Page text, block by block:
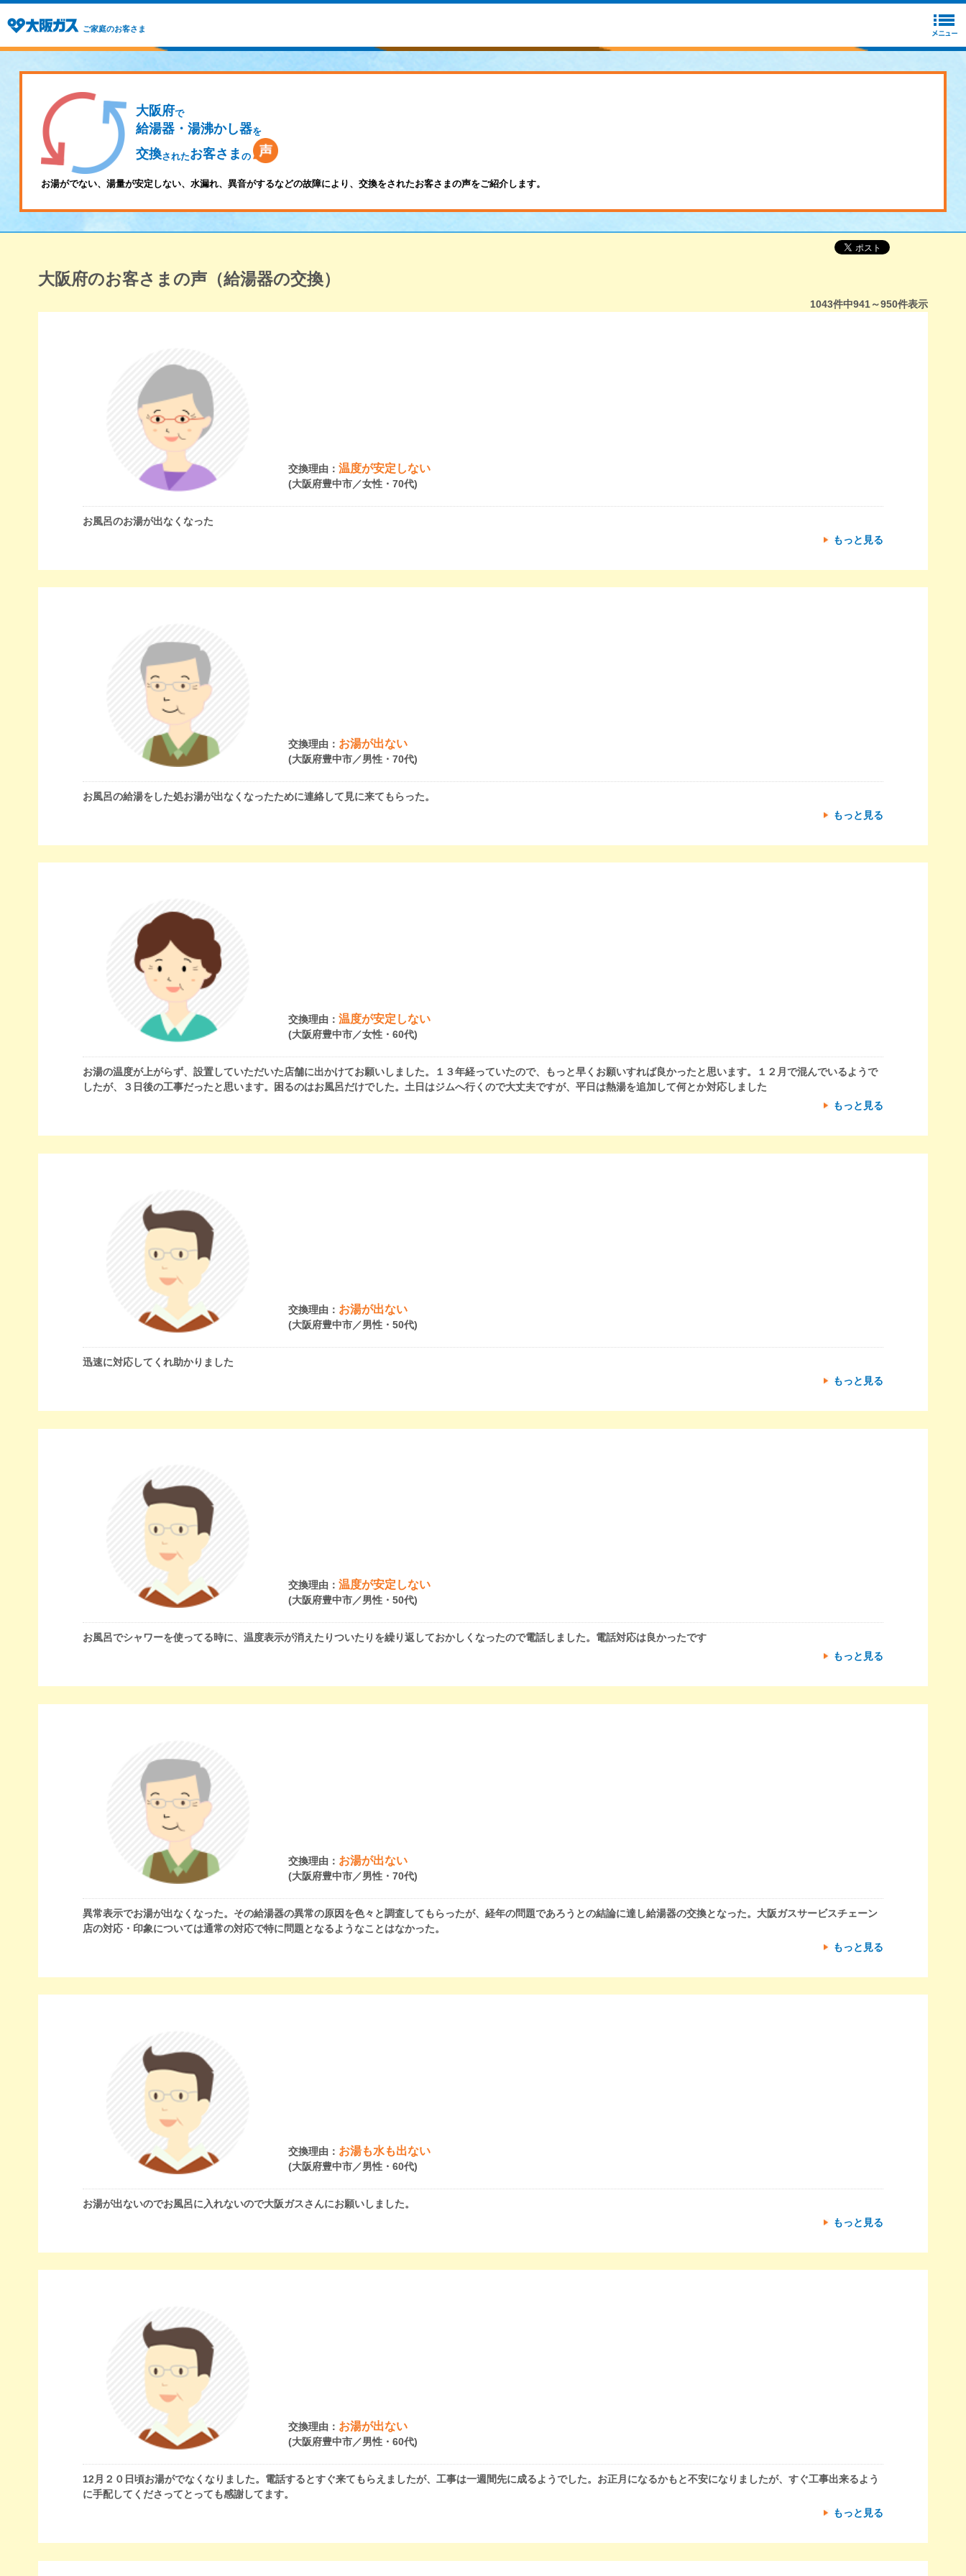
ご家庭のお客さま
大阪府で
給湯器・湯沸かし器を
交換されたお客さま の
お湯がでない、湯量が安定しない、水漏れ、異音がするなどの故障により、交換をされたお客さまの声をご紹介します。
大阪府のお客さまの声（給湯器の交換）
1043件中941～950件表示
交換理由：温度が安定しない
(大阪府豊中市／女性・70代)
お風呂のお湯が出なくなった
もっと見る
交換理由： お湯が出ない
(大阪府豊中市／男性・70代)
お風呂の給湯をした処お湯が出なくなったために連絡して見に来てもらった。
もっと見る
交換理由：温度が安定しない
(大阪府豊中市／女性・60代)
お湯の温度が上がらず、設置していただいた店舗に出かけてお願いしました。１３年経っていたので、もっと早くお願いすれば良かったと思います。１２月で混んでいるようで
したが、３日後の工事だったと思います。困るのはお風呂だけでした。土日はジムへ行くので大丈夫ですが、平日は熱湯を追加して何とか対応しました
もっと見る
交換理由： お湯が出ない
(大阪府豊中市／男性・50代)
迅速に対応してくれ助かりました
もっと見る
交換理由：温度が安定しない
(大阪府豊中市／男性・50代)
お風呂でシャワーを使ってる時に、温度表示が消えたりついたりを繰り返しておかしくなったので電話しました。電話対応は良かったです
もっと見る
交換理由： お湯が出ない
(大阪府豊中市／男性・70代)
異常表示でお湯が出なくなった。その給湯器の異常の原因を色々と調査してもらったが、経年の問題であろうとの結論に達し給湯器の交換となった。大阪ガスサービスチェーン
店の対応・印象については通常の対応で特に問題となるようなことはなかった。
もっと見る
交換理由： お湯も水も出ない
(大阪府豊中市／男性・60代)
お湯が出ないのでお風呂に入れないので大阪ガスさんにお願いしました。
もっと見る
交換理由： お湯が出ない
(大阪府豊中市／男性・60代)
12月２０日頃お湯がでなくなりました。電話するとすぐ来てもらえましたが、工事は一週間先に成るようでした。お正月になるかもと不安になりましたが、すぐ工事出来るよう
に手配してくださってとっても感謝してます。
もっと見る